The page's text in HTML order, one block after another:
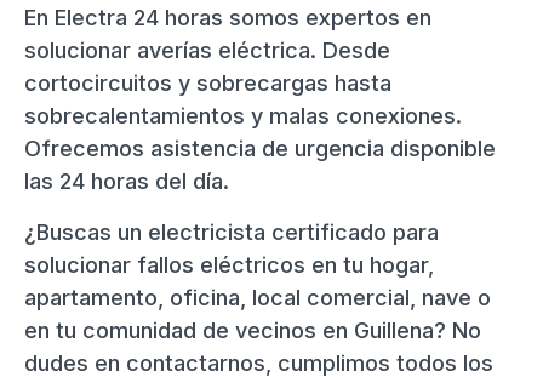
En Electra 24 horas somos expertos en
solucionar averías eléctrica. Desde
cortocircuitos y sobrecargas hasta
sobrecalentamientos y malas conexiones.
Ofrecemos asistencia de urgencia disponible
las 24 horas del día.
¿Buscas un electricista certificado para
solucionar fallos eléctricos en tu hogar,
apartamento, oficina, local comercial, nave o
en tu comunidad de vecinos en Guillena? No
dudes en contactarnos, cumplimos todos los